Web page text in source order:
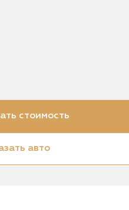
стоимость
авто